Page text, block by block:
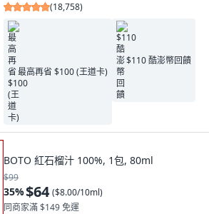
(18,758)
最高再省 $100 (王道卡)
$110 酷澎幣回饋
BOTO 紅石榴汁 100%, 1包, 80ml
$99
35%$64 ($8.00/10ml)
同商家滿 $149 免運